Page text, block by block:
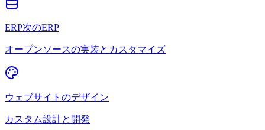
ERP次のERP
オープンソースの実装とカスタマイズ
ウェブサイトのデザイン
カスタム設計と開発